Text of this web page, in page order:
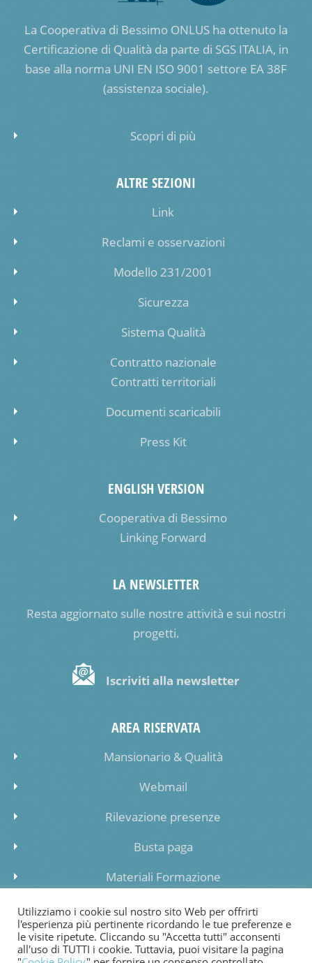
La Cooperativa di Bessimo ONLUS ha ottenuto la
Certificazione di Qualità da parte di SGS ITALIA, in
base alla norma UNI EN ISO 9001 settore EA 38F
(assistenza sociale).
Scopri di più
ALTRE SEZIONI
Link
Reclami e osservazioni
Modello 231/2001
Sicurezza
Sistema Qualità
Contratto nazionale
Contratti territoriali
Documenti scaricabili
Press Kit
ENGLISH VERSION
Cooperativa di Bessimo
Linking Forward
LA NEWSLETTER
Resta aggiornato sulle nostre attività e sui nostri
progetti.
Iscriviti alla newsletter
AREA RISERVATA
Mansionario & Qualità
Webmail
Rilevazione presenze
Busta paga
Materiali Formazione
Inserimento dati lista di attesa
Utilizziamo i cookie sul nostro sito Web per offrirti
l'esperienza più pertinente ricordando le tue preferenze e
le visite ripetute. Cliccando su "Accetta tutti" acconsenti
all'uso di TUTTI i cookie. Tuttavia, puoi visitare la pagina